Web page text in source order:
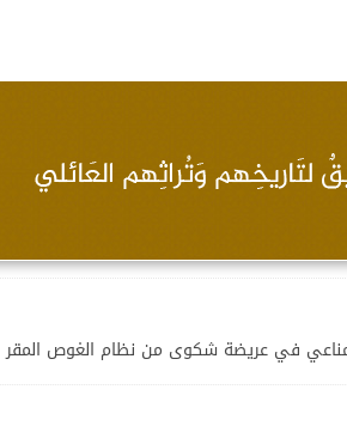
في عريضة شكوى من نظام الغوص المقر